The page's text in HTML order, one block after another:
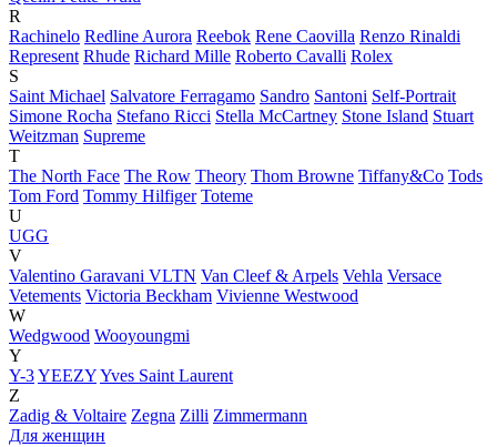
R
Rachinelo Redline Aurora Reebok Rene Caovilla Renzo Rinaldi
Represent Rhude Richard Mille Roberto Cavalli Rolex
S
Saint Michael Salvatore Ferragamo Sandro Santoni Self-Portrait
Simone Rocha Stefano Ricci Stella McCartney Stone Island Stuart
Weitzman Supreme
T
The North Face The Row Theory Thom Browne Tiffany&Co Tods
Tom Ford Tommy Hilfiger Toteme
U
UGG
V
Valentino Garavani VLTN Van Cleef & Arpels Vehla Versace
Vetements Victoria Beckham Vivienne Westwood
W
Wedgwood Wooyoungmi
Y
Y-3YEEZYYves Saint Laurent
Z
Zadig & Voltaire Zegna Zilli Zimmermann
Для женщин